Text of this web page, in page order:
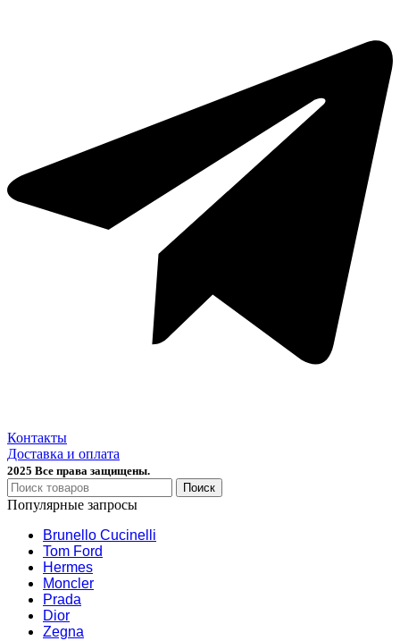
Контакты
Доставка и оплата
2025 Все права защищены.
Поиск
Популярные запросы
Brunello Cucinelli
Tom Ford
Hermes
Moncler
Prada
Dior
Zegna